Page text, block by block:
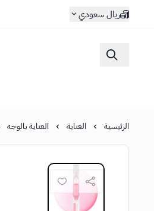
ريال سعودي
الرئيسية العناية العناية بالوجه